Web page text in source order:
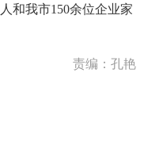
和我市150余位企业家
责编：孔艳